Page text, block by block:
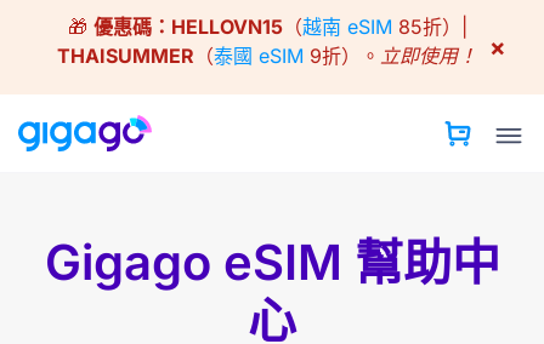
🎁 優惠碼： HELLOVN15（越南 eSIM 85折）|
THAISUMMER （泰國 eSIM 9折）。 立即使用！ ×
Gigago eSIM 幫助中
心